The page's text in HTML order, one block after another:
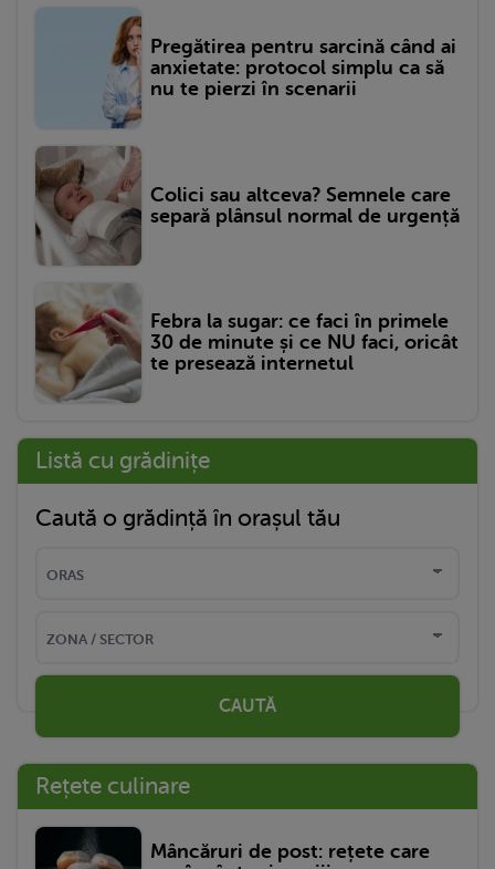
Pregătirea pentru sarcină când ai
anxietate: protocol simplu ca să
nu te pierzi în scenarii
Colici sau altceva? Semnele care
separă plânsul normal de urgență
Febra la sugar: ce faci în primele
30 de minute și ce NU faci, oricât
te presează internetul
Listă cu grădinițe
Caută o grădință în orașul tău
CAUTĂ
Rețete culinare
Mâncăruri de post: rețete care